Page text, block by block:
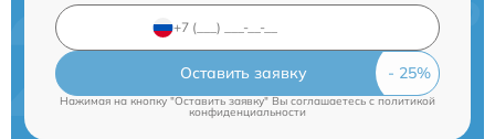
Оставить заявку
Нажимая на кнопку "Оставить заявку" Вы соглашаетесь cполитикой
конфиденциальности